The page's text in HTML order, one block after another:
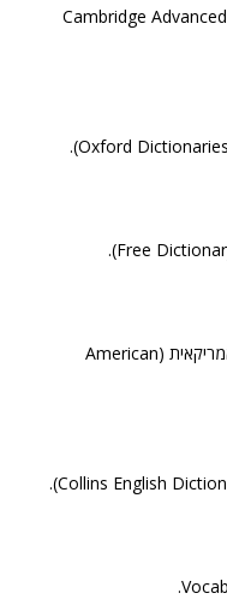
– מילון קיימברידג' (Cambridge Advanced
– מילון המורשת האמריקאית (American